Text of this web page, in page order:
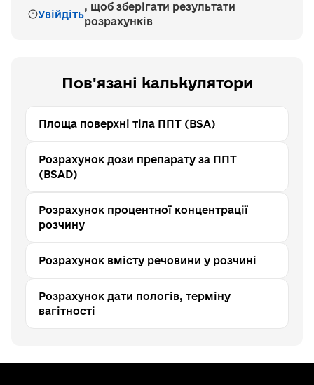
Увійдіть
, щоб зберігати результати
розрахунків
Пов'язані калькулятори
Площа поверхні тіла ППТ (BSA)
Розрахунок дози препарату за ППТ
(BSAD)
Розрахунок процентної концентрації
розчину
Розрахунок вмісту речовини у розчині
Розрахунок дати пологів, терміну
вагітності